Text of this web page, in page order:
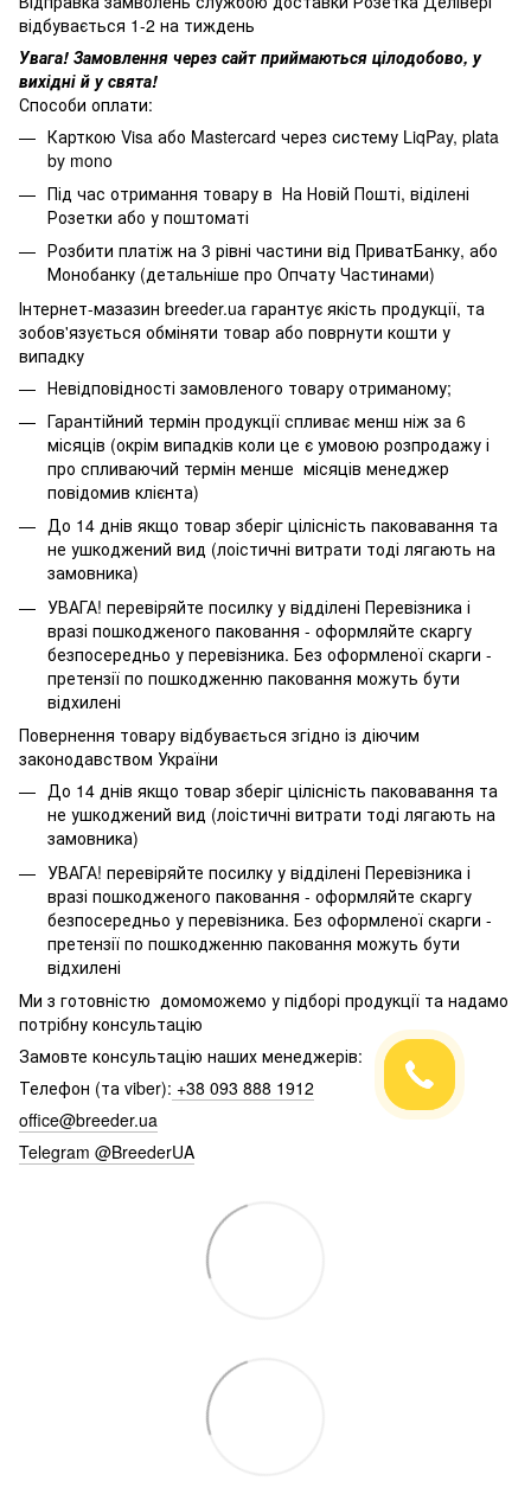
відбувається 1-2 на тиждень
Увага! Замовлення через сайт приймаються цілодобово, у
вихідні й у свята!
Способи оплати:
Карткою Visa або Mastercard через систему LiqPay, plata
by mono
Під час отримання товару в На Новій Пошті, віділені
Розетки або у поштоматі
Розбити платіж на 3 рівні частини від ПриватБанку, або
Монобанку (детальніше про Опчату Частинами)
Інтернет-мазазин breeder.ua гарантує якість продукції, та
зобов'язується обміняти товар або поврнути кошти у
випадку
Невідповідності замовленого товару отриманому;
Гарантійний термін продукції спливає менш ніж за 6
місяців (окрім випадків коли це є умовою розпродажу і
про спливаючий термін менше місяців менеджер
повідомив клієнта)
До 14 днів якщо товар зберіг цілісність паковавання та
не ушкоджений вид (лоістичні витрати тоді лягають на
замовника)
УВАГА! перевіряйте посилку у відділені Перевізника і
вразі пошкодженого паковання - оформляйте скаргу
безпосередньо у перевізника. Без оформленої скарги -
претензії по пошкодженню паковання можуть бути
відхилені
Повернення товару відбувається згідно із діючим
законодавством України
До 14 днів якщо товар зберіг цілісність паковавання та
не ушкоджений вид (лоістичні витрати тоді лягають на
замовника)
УВАГА! перевіряйте посилку у відділені Перевізника і
вразі пошкодженого паковання - оформляйте скаргу
безпосередньо у перевізника. Без оформленої скарги -
претензії по пошкодженню паковання можуть бути
відхилені
Ми з готовністю домоможемо у підборі продукції та надамо
потрібну консультацію
Замовте консультацію наших менеджерів:
Телефон (та viber): +38 093 888 1912
office@breeder.ua
Telegram @BreederUA